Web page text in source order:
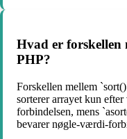
Hvad er forskellen
PHP?
Forskellen mellem
sorterer arrayet kun
forbindelsen, mens
bevarer nøgle-værdi-